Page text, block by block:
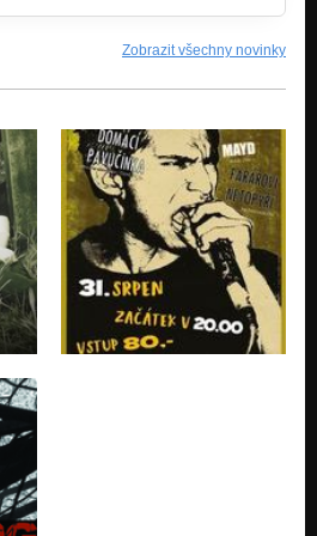
Zobrazit všechny novinky